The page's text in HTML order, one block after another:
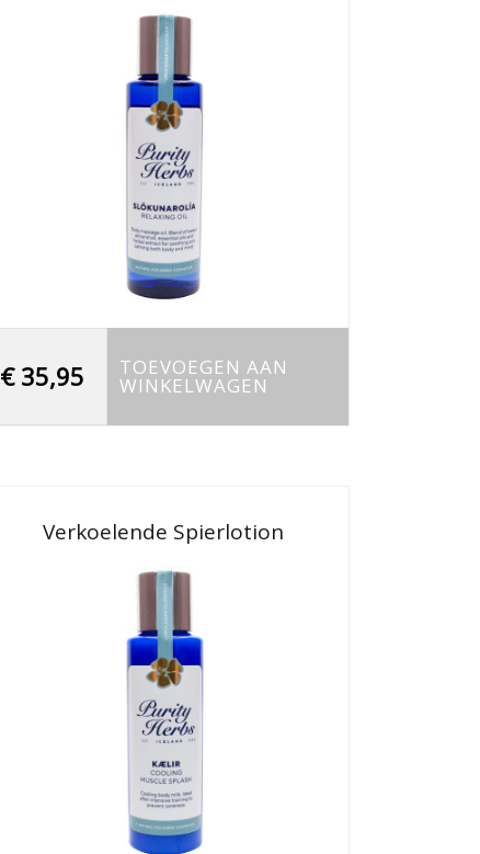
€35,95 TOEVOEGEN AAN
WINKELWAGEN
Verkoelende Spierlotion